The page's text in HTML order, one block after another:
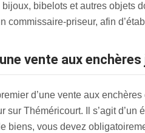
bijoux, bibelots et autres objets
commissaire-priseur, afin
vente aux
d’une vente aux
sur Théméricourt. Il s’agit
biens, vous devez